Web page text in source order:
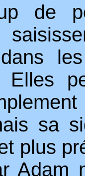
de
sa
plus
Adam